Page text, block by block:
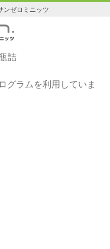
ンゼロミニッツ
詰
グラムを利用していま